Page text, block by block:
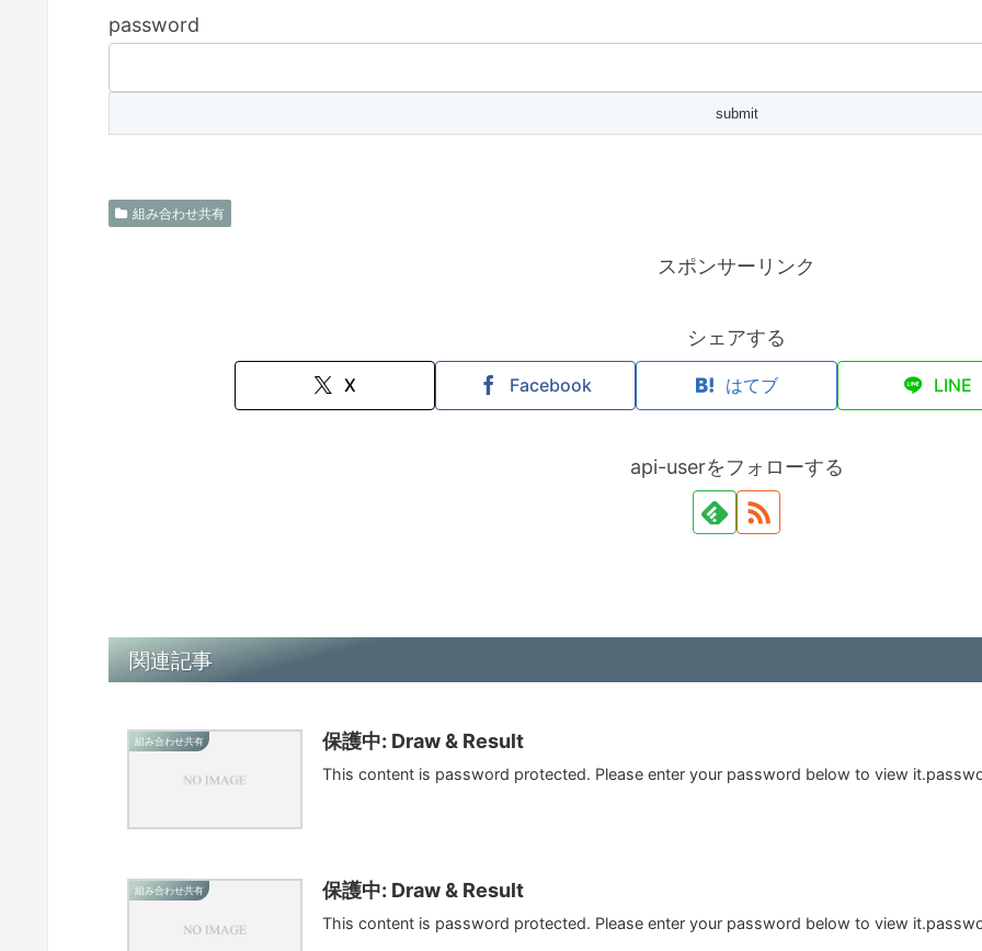
password
組み合わせ共有
スポンサーリンク
シェアする
X Facebook はてブ LINE
api-userをフォローする
関連記事
組み合わせ共有 保護中: Draw & Result
This content is password protected. Please enter your password below to view
組み合わせ共有 保護中: Draw & Result
This content is password protected. Please enter your password below to view